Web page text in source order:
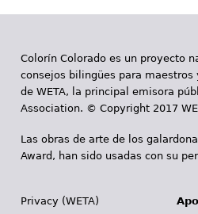
g
n
a
Colorín Colorado es un proyecto
consejos bilingües para
de WETA, la principal emisora
Association. © Copyright 2017
Las obras de arte de los
Award, han sido usadas con su
Privacy (WETA)